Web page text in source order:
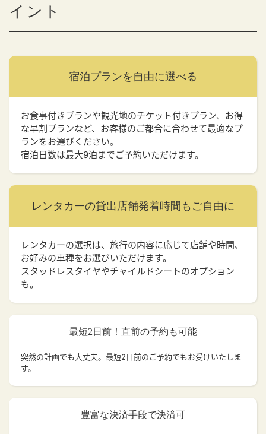
イント
宿泊プランを 自由に選べる
お食事付きプランや観光地のチケット付きプラン、お得
な早割プランなど、お客様のご都合に合わせて最適なプ
ランをお選びください。
宿泊日数は最大9泊までご予約いただけます。
レンタカーの貸出店舗発着時間もご自由に
レンタカーの選択は、旅行の内容に応じて店舗や時間、
お好みの車種をお選びいただけます。
スタッドレスタイヤやチャイルドシートのオプション
も。
最短2日前！直前の予約も可能
突然の計画でも大丈夫。 最短2日前のご予約でもお受けいたしま
す。
豊富な決済手段で決済可